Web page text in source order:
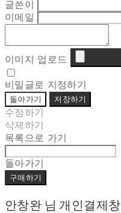
글쓴이
이메일
이미지 업로드
비밀글로 지정하기
돌아가기 저장하기
수정하기
삭제하기
목록으로 가기
돌아가기
구매하기
안창완 님 개인결제창